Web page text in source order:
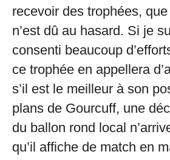
recevoir des trophées,
n’est dû au hasard. Si je
consenti beaucoup
ce trophée en appellera
s’il est le meilleur à son
plans de Gourcuff, une
du ballon rond local
qu’il affiche de match en